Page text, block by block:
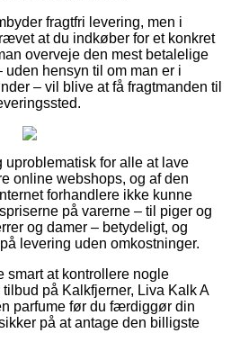
fragtfri levering, men i
at du indkøber for et konkret
overveje den mest betalelige
uden hensyn til om man er i
– vil blive at få fragtmanden til
for alle at lave
online webshops, og af den
forhandlere ikke kunne
på varerne – til piger og
og damer – betydeligt, og
levering uden omkostninger.
smart at kontrollere nogle
på Kalkfjerner, Liva Kalk A
parfume før du færdiggør din
på at antage den billigste